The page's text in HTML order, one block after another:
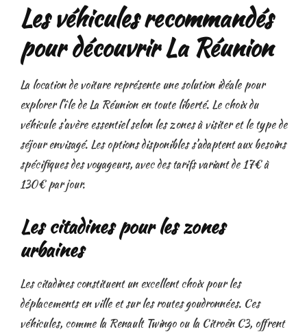
Les véhicules recommandés
pour découvrir La Réunion
La location de voiture représente une solution idéale pour
explorer l’île de La Réunion en toute liberté. Le choix du
véhicule s’avère essentiel selon les zones à visiter et le type de
séjour envisagé. Les options disponibles s’adaptent aux besoins
spécifiques des voyageurs, avec des tarifs variant de 17€ à
130€ par jour.
Les citadines pour les zones
urbaines
Les citadines constituent un excellent choix pour les
déplacements en ville et sur les routes goudronnées. Ces
véhicules, comme la Renault Twingo ou la Citroën C3, offrent